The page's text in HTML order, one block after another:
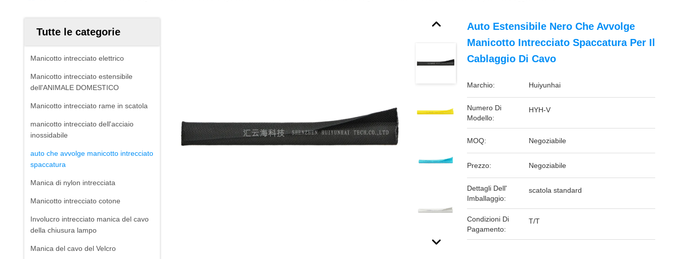
Tutte le categorie
Manicotto intrecciato elettrico
Manicotto intrecciato estensibile
dell'ANIMALE DOMESTICO
Manicotto intrecciato rame in scatola
manicotto intrecciato dell'acciaio
inossidabile
auto che avvolge manicotto intrecciato
spaccatura
Manica di nylon intrecciata
Manicotto intrecciato cotone
Involucro intrecciato manica del cavo
della chiusura lampo
Manica del cavo del Velcro
Auto Estensibile Nero Che Avvolge
Manicotto Intrecciato Spaccatura Per Il
Cablaggio Di Cavo
Marchio: Huiyunhai
Numero Di
Modello:
HYH-V
MOQ: Negoziabile
Prezzo: Negoziabile
Dettagli Dell'
Imballaggio:
scatola standard
Condizioni Di
Pagamento:
T/T